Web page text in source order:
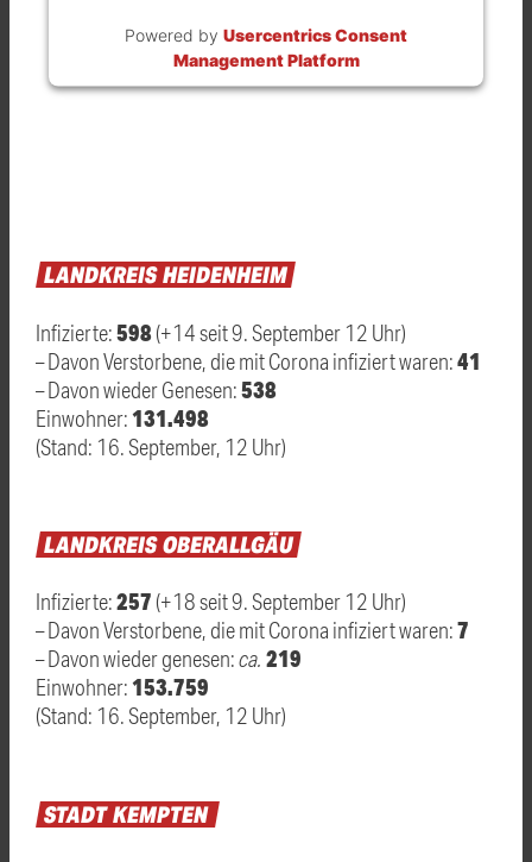
Powered by Usercentrics Consent
Management Platform
LANDKREISHEIDENHEIM
Infizierte:598(+14 seit 9. September 12 Uhr)
– Davon Verstorbene, die mit Corona infiziert waren:41
– Davon wieder Genesen:538
Einwohner:131.498
(Stand: 16. September, 12 Uhr)
LANDKREISOBERALLGÄU
Infizierte:257 (+18 seit 9. September 12 Uhr)
– Davon Verstorbene, die mit Corona infiziert waren:7
– Davon wieder genesen:ca. 219
Einwohner:153.759
(Stand: 16. September, 12 Uhr)
STADTKEMPTEN